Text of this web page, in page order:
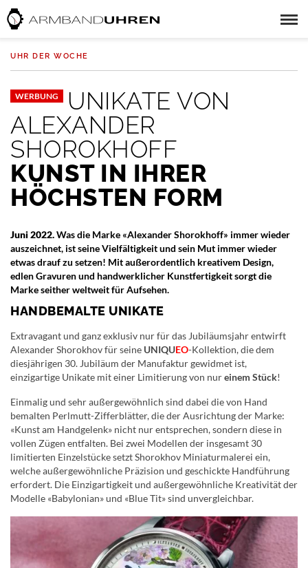
UHR DER WOCHE
WERBUNG
UNIKATE VON
ALEXANDER
SHOROKHOFF
KUNST IN IHRER
HÖCHSTEN FORM
Juni 2022.Was die Marke «Alexander Shorokhoff» immer wieder
auszeichnet, ist seine Vielfältigkeit und sein Mut immer wieder
etwas drauf zu setzen! Mit außerordentlich kreativem Design,
edlen Gravuren und handwerklicher Kunstfertigkeit sorgt die
Marke seither weltweit für Aufsehen.
HANDBEMALTE UNIKATE
Extravagant und ganz exklusiv nur für das Jubiläumsjahr entwirft
Alexander Shorokhov für seine UNIQUEO-Kollektion, die dem
diesjährigen 30. Jubiläum der Manufaktur gewidmet ist,
einzigartige Unikate mit einer Limitierung von nureinem Stück!
Einmalig und sehr außergewöhnlich sind dabei die von Hand
bemalten Perlmutt-Zifferblätter, die der Ausrichtung der Marke:
«Kunst am Handgelenk» nicht nur entsprechen, sondern diese in
vollen Zügen entfalten. Bei zwei Modellen der insgesamt 30
limitierten Einzelstücke setzt Shorokhov Miniaturmalerei ein,
welche außergewöhnliche Präzision und geschickte Handführung
erfordert. Die Einzigartigkeit und außergewöhnliche Kreativität der
Modelle «Babylonian» und «Blue Tit» sind unvergleichbar.